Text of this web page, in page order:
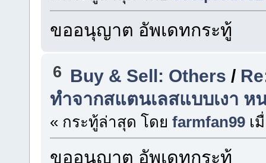
ขออนุญาต อัพเดทกระทู้
6 Buy & Sell: Others /
ทำจากสแตนเลสแบบเงา ห
« กระทู้ล่าสุด โดย farmfan99 เ
ขออนุญาต อัพเดทกระทู้